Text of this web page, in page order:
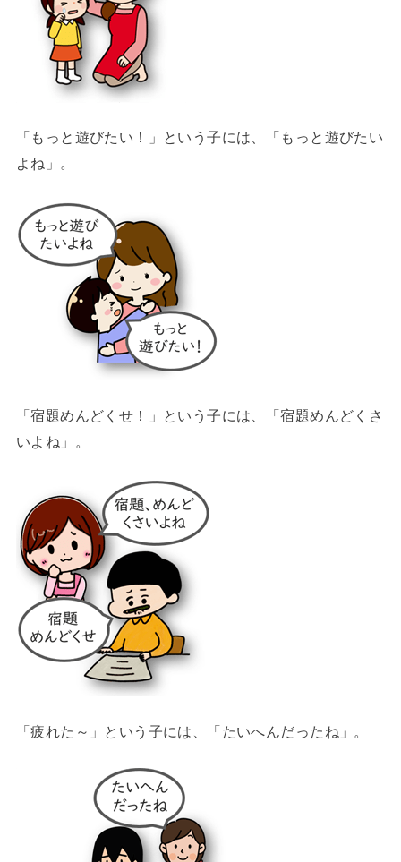
「もっと遊びたい！」という子には、「もっと遊びたい
よね」。
「宿題めんどくせ！」という子には、「宿題めんどくさ
いよね」。
「疲れた～」という子には、「たいへんだったね」。